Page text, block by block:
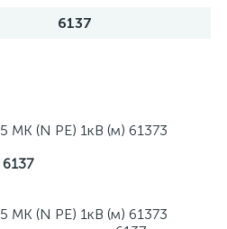
6137
МК (N PE) 1кВ (м) 61373
6137
МК (N PE) 1кВ (м) 61373